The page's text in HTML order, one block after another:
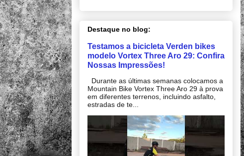
Destaque no blog:
Testamos a bicicleta Verden bikes
modelo Vortex Three Aro 29: Confira
Nossas Impressões!
Durante as últimas semanas colocamos a
Mountain Bike Vortex Three Aro 29 à prova
em diferentes terrenos, incluindo asfalto,
estradas de te...